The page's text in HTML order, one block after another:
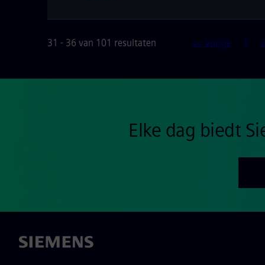
31 - 36 van 101 resultaten << Vorige 1 2
Elke dag biedt